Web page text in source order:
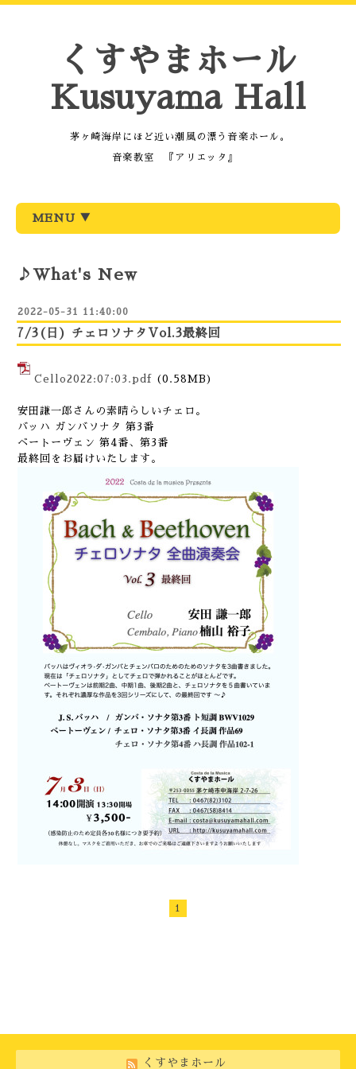
くすやまホール
Kusuyama Hall
茅ヶ崎海岸にほど近い潮風の漂う音楽ホール。
音楽教室 『アリエッタ』
MENU ▼
♪What's New
2022-05-31 11:40:00
7/3(日) チェロソナタVol.3最終回
Cello2022:07:03.pdf (0.58MB)
安田謙一郎さんの素晴らしいチェロ。
バッハ ガンバソナタ 第3番
ベートーヴェン 第4番、第3番
最終回をお届けいたします。
1
くすやまホール